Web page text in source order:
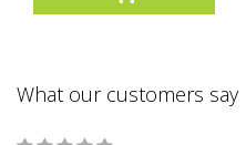
What our customers say